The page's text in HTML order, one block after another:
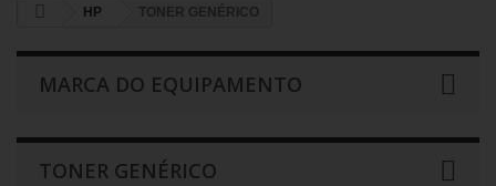
HP TONER GENÉRICO
MARCA DO EQUIPAMENTO
TONER GENÉRICO